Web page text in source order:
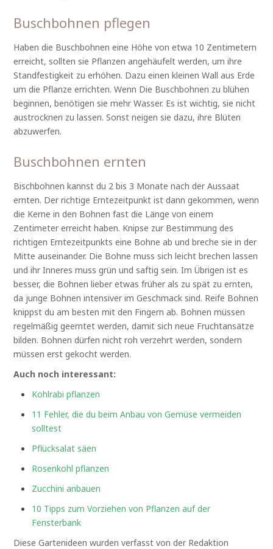
Buschbohnen pflegen
Haben die Buschbohnen eine Höhe von etwa 10 Zentimetern
erreicht, sollten sie Pflanzen angehäufelt werden, um ihre
Standfestigkeit zu erhöhen. Dazu einen kleinen Wall aus Erde
um die Pflanze errichten. Wenn Die Buschbohnen zu blühen
beginnen, benötigen sie mehr Wasser. Es ist wichtig, sie nicht
austrocknen zu lassen. Sonst neigen sie dazu, ihre Blüten
abzuwerfen.
Buschbohnen ernten
Bischbohnen kannst du 2 bis 3 Monate nach der Aussaat
ernten. Der richtige Erntezeitpunkt ist dann gekommen, wenn
die Kerne in den Bohnen fast die Länge von einem
Zentimeter erreicht haben. Knipse zur Bestimmung des
richtigen Erntezeitpunkts eine Bohne ab und breche sie in der
Mitte auseinander. Die Bohne muss sich leicht brechen lassen
und ihr Inneres muss grün und saftig sein. Im Übrigen ist es
besser, die Bohnen lieber etwas früher als zu spät zu ernten,
da junge Bohnen intensiver im Geschmack sind. Reife Bohnen
knippst du am besten mit den Fingern ab. Bohnen müssen
regelmäßig geerntet werden, damit sich neue Fruchtansätze
bilden. Bohnen dürfen nicht roh verzehrt werden, sondern
müssen erst gekocht werden.
Auch noch interessant:
Kohlrabi pflanzen
11 Fehler, die du beim Anbau von Gemüse vermeiden
solltest
Pflücksalat säen
Rosenkohl pflanzen
Zucchini anbauen
10 Tipps zum Vorziehen von Pflanzen auf der
Fensterbank
Diese Gartenideen wurden verfasst von der Redaktion